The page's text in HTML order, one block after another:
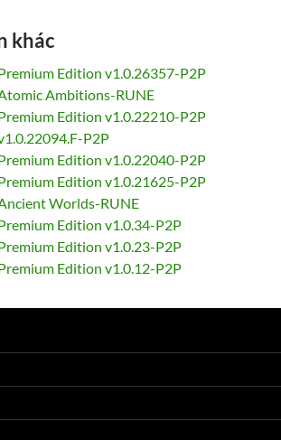
khác
Edition v1.0.26357-P2P
Ambitions-RUNE
Edition v1.0.22210-P2P
P2P
Edition v1.0.22040-P2P
Edition v1.0.21625-P2P
Worlds-RUNE
Edition v1.0.34-P2P
Edition v1.0.23-P2P
Edition v1.0.12-P2P